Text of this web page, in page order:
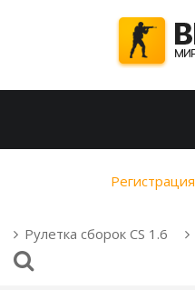
Регистрация
Рулетка сборок CS 1.6